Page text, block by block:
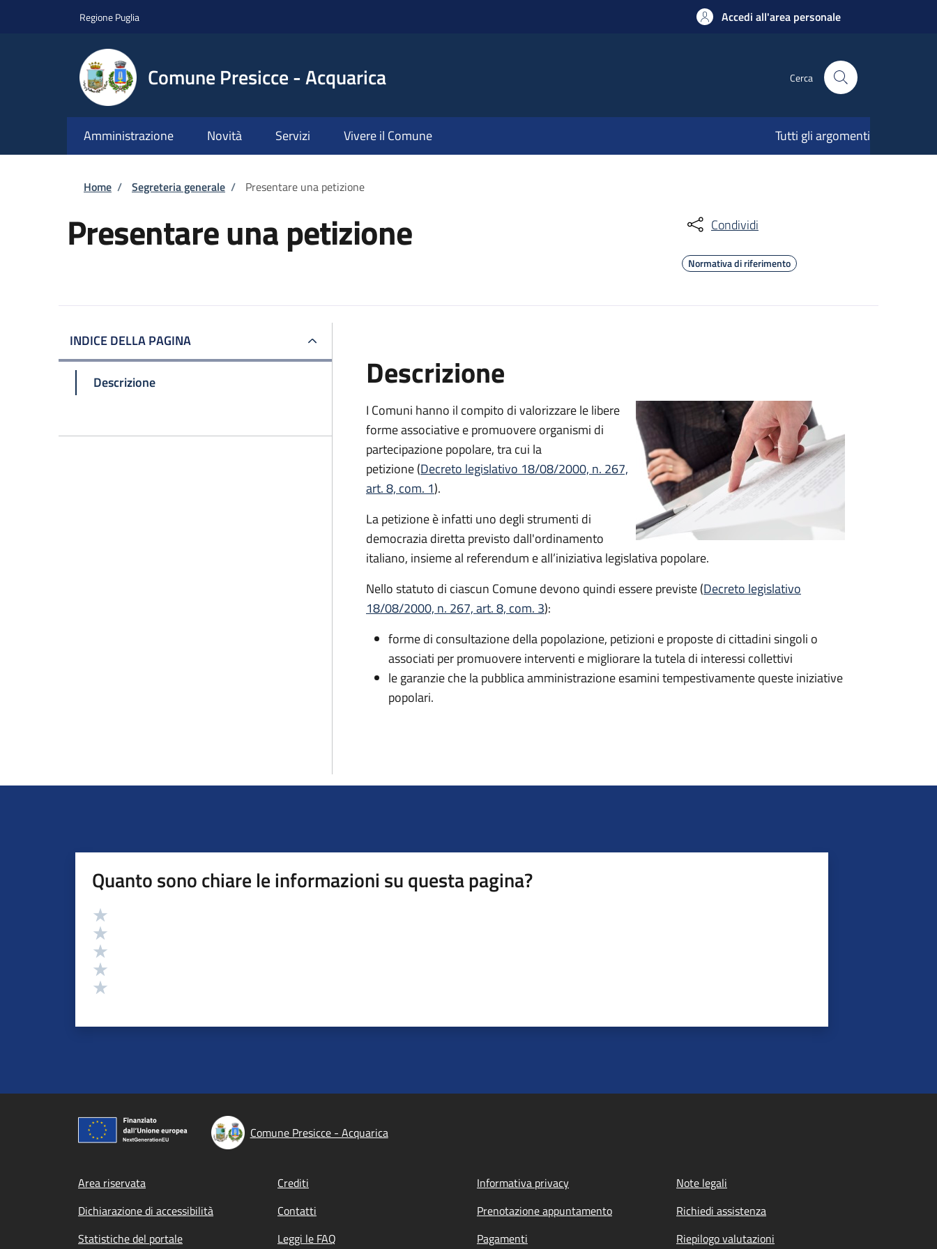
Regione Puglia Accedi all'area personale
Comune Presicce - Acquarica Cerca
Amministrazione Novità Servizi Vivere il Comune Tutti gli argomenti
Briciole di pane
Home / Segreteria generale / Presentare una petizione
Presentare una petizione Condividi
Normativa di riferimento
INDICE DELLA PAGINA
Descrizione Descrizione
I Comuni hanno il compito di valorizzare le libere
forme associative e promuovere organismi di
partecipazione popolare, tra cui la
petizione (Decreto legislativo 18/08/2000, n. 267,
art. 8, com. 1).
La petizione è infatti uno degli strumenti di
democrazia diretta previsto dall'ordinamento
italiano, insieme al referendum e all’iniziativa legislativa popolare.
Nello statuto di ciascun Comune devono quindi essere previste (Decreto legislativo
18/08/2000, n. 267, art. 8, com. 3):
forme di consultazione della popolazione, petizioni e proposte di cittadini singoli o
associati per promuovere interventi e migliorare la tutela di interessi collettivi
le garanzie che la pubblica amministrazione esamini tempestivamente queste iniziative
popolari.
Quanto sono chiare le informazioni su questa pagina?
Valutazione
Comune Presicce - Acquarica
Footer menu
Area riservata Crediti Informativa privacy
Note legali
Dichiarazione di accessibilità
Contatti Prenotazione appuntamento
Richiedi assistenza
Statistiche del portale
Leggi le FAQ Pagamenti Riepilogo valutazioni